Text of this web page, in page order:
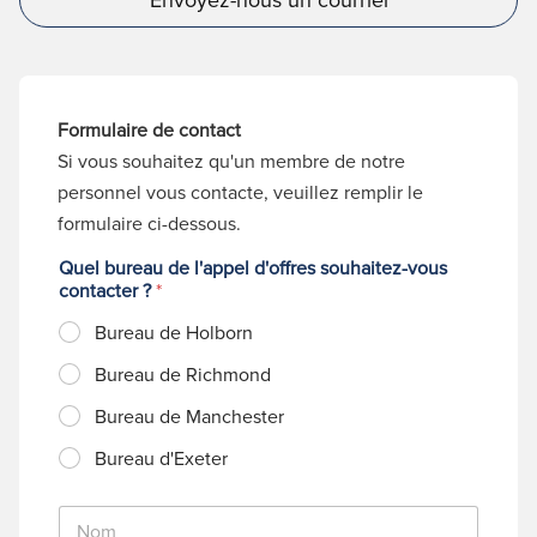
Formulaire de contact
Si vous souhaitez qu'un membre de notre
personnel vous contacte, veuillez remplir le
formulaire ci-dessous.
Quel bureau de l'appel d'offres souhaitez-vous
contacter ?*
Bureau de Holborn
Bureau de Richmond
Bureau de Manchester
Bureau d'Exeter
N